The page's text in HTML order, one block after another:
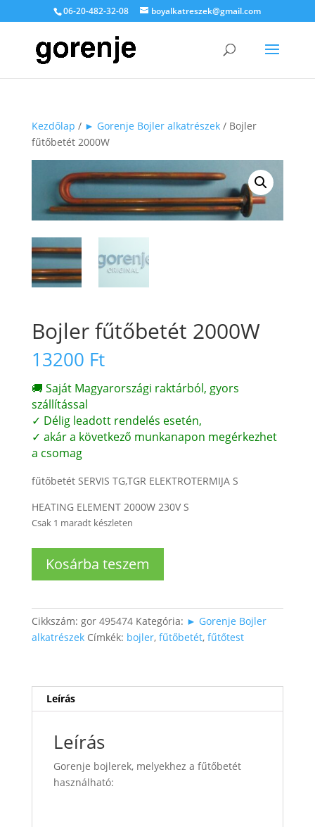
06-20-482-32-08 boyalkatreszek@gmail.com
Kezdőlap / ► Gorenje Bojler alkatrészek/ Bojler
fűtőbetét 2000W
Bojler fűtőbetét 2000W
13200 Ft
🚚 Saját Magyarországi raktárból, gyors
szállítással
✓ Délig leadott rendelés esetén,
✓ akár a következő munkanapon megérkezhet
a csomag
fűtőbetét SERVIS TG,TGR ELEKTROTERMIJA S
HEATING ELEMENT 2000W 230V S
Csak 1 maradt készleten
fűtőbetét
Kosárba teszem
Cikkszám: gor 495474 Kategória: ► Gorenje Bojler
alkatrészek Címkék: bojler, fűtőbetét, fűtőtest
Leírás
Leírás
Gorenje bojlerek, melyekhez a fűtőbetét
használható: